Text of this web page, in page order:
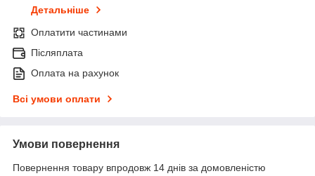
Детальніше
Оплатити частинами
Післяплата
Оплата на рахунок
Всі умови оплати
Умови повернення
Повернення товару впродовж 14 днів за домовленістю